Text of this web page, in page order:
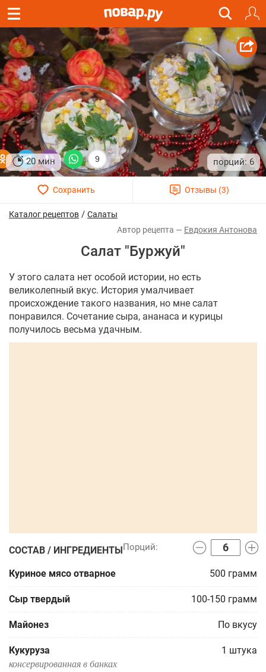
9
20 мин 6
Каталог рецептов / Салаты
Евдокия Антонова
Салат "Буржуй"
У этого салата нет особой истории, но есть
великолепный вкус. История умалчивает
происхождение такого названия, но мне салат
понравился. Сочетание сыра, ананаса и курицы
получилось весьма удачным.
СОСТАВ / ИНГРЕДИЕНТЫ
Куриное мясо отварное 500 грамм
Сыр твердый 100-150 грамм
Майонез По вкусу
Кукуруза 1 штука
консервированная в банках